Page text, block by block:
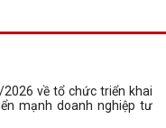
2026 về tổ chức triển khai
mạnh doanh nghiệp tư